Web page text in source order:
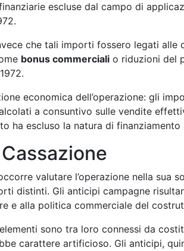
escluse dal campo di
che tali importi fossero legati alle
bonus commerciali o riduzioni del
economica dell’operazione: gli
a consuntivo sulle vendite
ha escluso la natura di finanziamento
valutare l’operazione nella sua
distinti. Gli anticipi campagne
e alla politica commerciale del
sono tra loro connessi da
carattere artificioso. Gli anticipi,